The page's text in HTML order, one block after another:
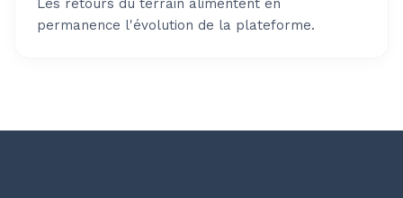
Les retours du terrain alimentent en
permanence l'évolution de la plateforme.